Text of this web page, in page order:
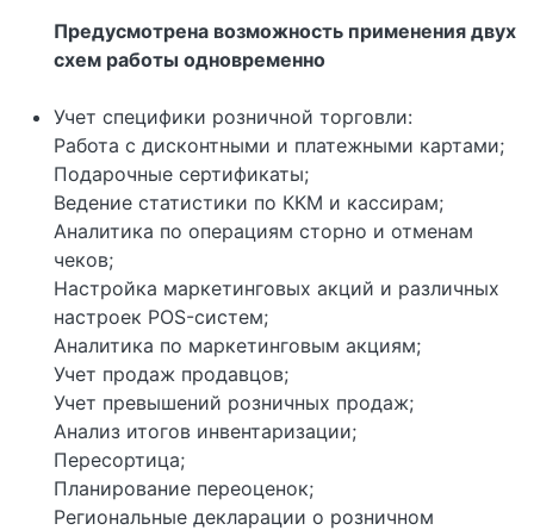
Предусмотрена возможность применения двух
схем работы одновременно
Учет специфики розничной торговли:
Работа с дисконтными и платежными картами;
Подарочные сертификаты;
Ведение статистики по ККМ и кассирам;
Аналитика по операциям сторно и отменам
чеков;
Настройка маркетинговых акций и различных
настроек POS-систем;
Аналитика по маркетинговым акциям;
Учет продаж продавцов;
Учет превышений розничных продаж;
Анализ итогов инвентаризации;
Пересортица;
Планирование переоценок;
Региональные декларации о розничном